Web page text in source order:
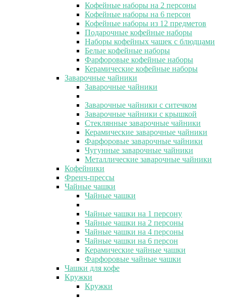
Кофейные наборы на 2 персоны
Кофейные наборы на 6 персон
Кофейные наборы из 12 предметов
Подарочные кофейные наборы
Наборы кофейных чашек с блюдцами
Белые кофейные наборы
Фарфоровые кофейные наборы
Керамические кофейные наборы
Заварочные чайники
Заварочные чайники
Заварочные чайники с ситечком
Заварочные чайники с крышкой
Стеклянные заварочные чайники
Керамические заварочные чайники
Фарфоровые заварочные чайники
Чугунные заварочные чайники
Металлические заварочные чайники
Кофейники
Френч-прессы
Чайные чашки
Чайные чашки
Чайные чашки на 1 персону
Чайные чашки на 2 персоны
Чайные чашки на 4 персоны
Чайные чашки на 6 персон
Керамические чайные чашки
Фарфоровые чайные чашки
Чашки для кофе
Кружки
Кружки